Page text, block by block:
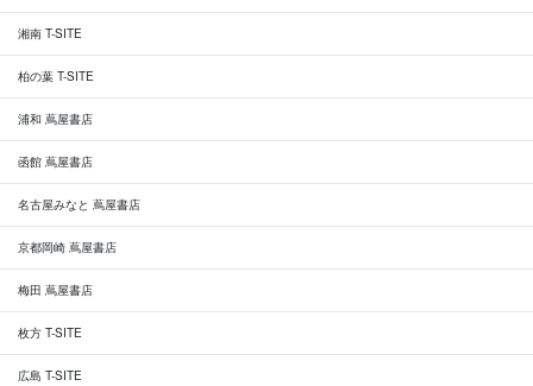
湘南 T-SITE
柏の葉 T-SITE
浦和 蔦屋書店
函館 蔦屋書店
名古屋みなと 蔦屋書店
京都岡崎 蔦屋書店
梅田 蔦屋書店
枚方 T-SITE
広島 T-SITE